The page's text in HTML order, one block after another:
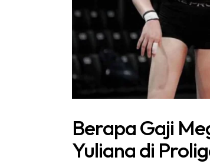
Berapa Gaji
Yuliana di